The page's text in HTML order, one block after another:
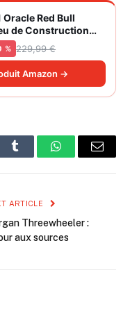
Oracle Red Bull
de Construction
- Inclut Un
boîte de Vitesses -
passionnés de
% 229,99 €
Amazon →
Tumblr WhatsAppEmail
ARTICLE
Threewheeler :
aux sources